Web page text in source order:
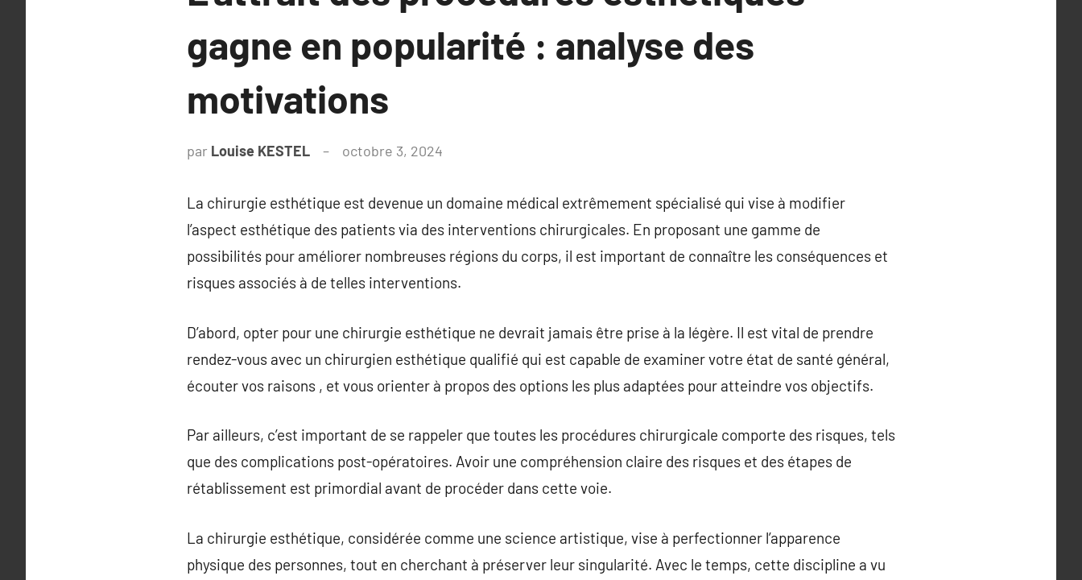
gagne en popularité : analyse des
motivations
par Louise KESTEL octobre 3, 2024
La chirurgie esthétique est devenue un domaine médical extrêmement spécialisé qui vise à modifier
l’aspect esthétique des patients via des interventions chirurgicales. En proposant une gamme de
possibilités pour améliorer nombreuses régions du corps, il est important de connaître les conséquences et
risques associés à de telles interventions.
D’abord, opter pour une chirurgie esthétique ne devrait jamais être prise à la légère. Il est vital de prendre
rendez-vous avec un chirurgien esthétique qualifié qui est capable de examiner votre état de santé général,
écouter vos raisons , et vous orienter à propos des options les plus adaptées pour atteindre vos objectifs.
Par ailleurs, c’est important de se rappeler que toutes les procédures chirurgicale comporte des risques, tels
que des complications post-opératoires. Avoir une compréhension claire des risques et des étapes de
rétablissement est primordial avant de procéder dans cette voie.
La chirurgie esthétique, considérée comme une science artistique, vise à perfectionner l’apparence
physique des personnes, tout en cherchant à préserver leur singularité. Avec le temps, cette discipline a vu